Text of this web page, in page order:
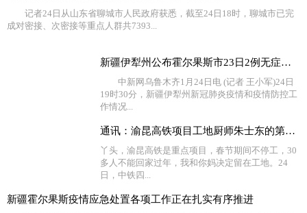
记者24日从山东省聊城市人民政府获悉，截至24日18时，聊城市已完
成对密接、次密接等重点人群共7393...
新疆伊犁州公布霍尔果斯市23日2例无症状感染者流调情况
中新网乌鲁木齐1月24日电 (记者 王小军)24日
19时30分，新疆伊犁州新冠肺炎疫情和疫情防控工
作情况...
通讯：渝昆高铁项目工地厨师朱士东的第10个“家”
丫头，渝昆高铁是重点项目，春节期间不停工，30
多人不能回家过年，我和你妈决定留在工地。24
日，中铁四...
新疆霍尔果斯疫情应急处置各项工作正在扎实有序推进